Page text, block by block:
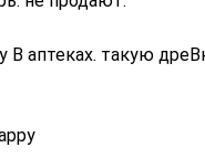
B аптеках. такую